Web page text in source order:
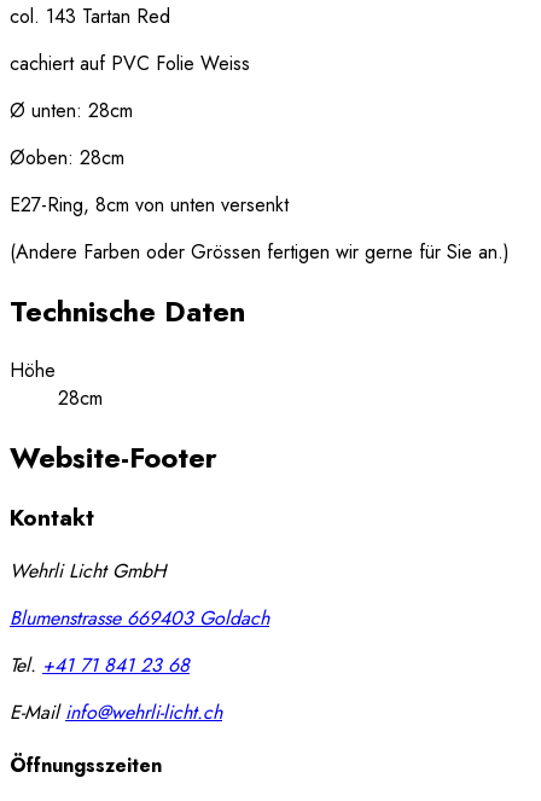
col. 143 Tartan Red
cachiert auf PVC Folie Weiss
Ø unten: 28cm
Øoben: 28cm
E27-Ring, 8cm von unten versenkt
(Andere Farben oder Grössen fertigen wir gerne für Sie an.)
Technische Daten
Höhe
28cm
Website-Footer
Kontakt
Wehrli Licht GmbH
Blumenstrasse 669403 Goldach
Tel. +41 71 841 23 68
E-Mailinfo@wehrli-licht.ch
Öffnungsszeiten